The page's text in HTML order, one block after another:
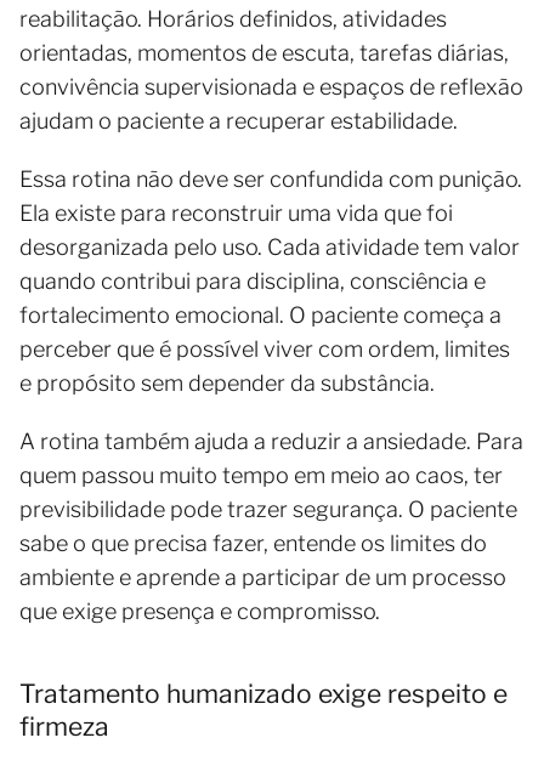
reabilitação. Horários definidos, atividades
orientadas, momentos de escuta, tarefas diárias,
convivência supervisionada e espaços de reflexão
ajudam o paciente a recuperar estabilidade.
Essa rotina não deve ser confundida com punição.
Ela existe para reconstruir uma vida que foi
desorganizada pelo uso. Cada atividade tem valor
quando contribui para disciplina, consciência e
fortalecimento emocional. O paciente começa a
perceber que é possível viver com ordem, limites
e propósito sem depender da substância.
A rotina também ajuda a reduzir a ansiedade. Para
quem passou muito tempo em meio ao caos, ter
previsibilidade pode trazer segurança. O paciente
sabe o que precisa fazer, entende os limites do
ambiente e aprende a participar de um processo
que exige presença e compromisso.
Tratamento humanizado exige respeito e
firmeza